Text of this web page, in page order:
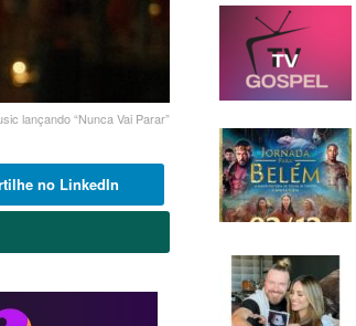
lançando “Nunca Vai Parar”
no LinkedIn